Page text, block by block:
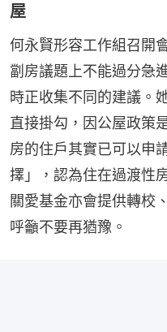
屋
何永賢形容工作組召開
劏房議題上不能過分急
時正收集不同的建議。
直接掛勾，因公屋政策
房的住戶其實已可以申
擇」，認為住在過渡性
關愛基金亦會提供轉校
呼籲不要再猶豫。